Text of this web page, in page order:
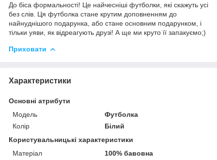
До біса формальності! Це найчесніші футболки, які скажуть усі
без слів. Ця футболка стане крутим доповненням до
найнуднішого подарунка, або стане основним подарунком, і
тільки уяви, як відреагують друзі! А ще ми круто її запакуємо;)
Приховати
Характеристики
Основні атрибути
Модель
Футболка
Колір
Білий
Користувальницькі характеристики
Матеріал
100% бавовна